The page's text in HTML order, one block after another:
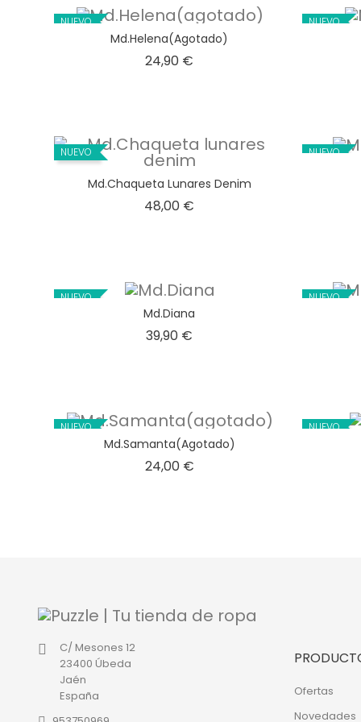
NUEVO
Md.Helena(agotado)
24,90 €
NUEVO
NUEVO
Md.Chaqueta Lunares Denim
48,00 €
NUEVO
NUEVO
Md.Diana
39,90 €
NUEVO
NUEVO
Md.Samanta(agotado)
24,00 €Precio
NUEVO
C/ Mesones 12
23400 Úbeda
Jaén
España
Ofertas
Novedades